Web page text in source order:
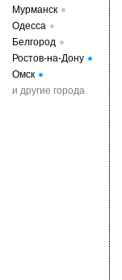
Мурманск
Одесса
Белгород
Ростов-на-Дону
Омск
и другие города